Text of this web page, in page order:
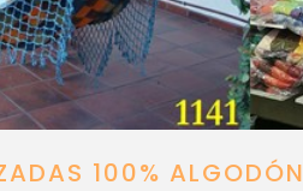
100% ALGODÓN